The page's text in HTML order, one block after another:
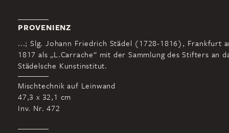
PROVENIENZ
...; Slg. Johann Friedrich Städel (1728-1816), Frankfurt
1817 als „L.Carrache“ mit der Sammlung des Stifters an
Städelsche Kunstinstitut.
Mischtechnik auf Leinwand
47,3 x 32,1 cm
Inv. Nr. 472